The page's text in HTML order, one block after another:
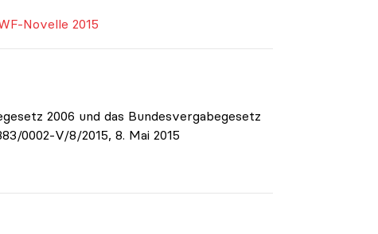
Novelle 2015
2006 und das Bundesvergabegesetz
0002-V/8/2015, 8. Mai 2015